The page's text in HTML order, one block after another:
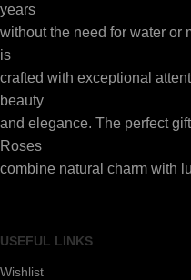
years
without the need for water or
is
crafted with exceptional
beauty
and elegance. The perfect
Roses
combine natural charm with
USEFUL LINKS
Wishlist